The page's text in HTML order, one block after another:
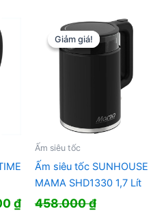
₫.
₫Giá
Giảm giá!
Giảm giá!
Ấm siêu tốc
Ấm siêu tốc SUNHOUSE
MAMA SHD1330 1,7 Lít
458.000₫